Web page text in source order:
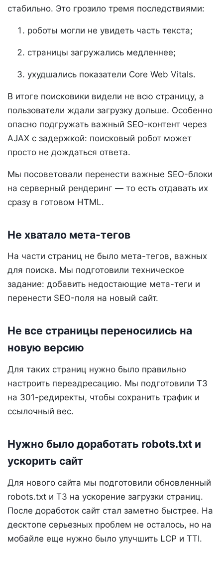
стабильно. Это грозило тремя последствиями:
роботы могли не увидеть часть текста;
страницы загружались медленнее;
ухудшались показатели Core Web Vitals.
В итоге поисковики видели не всю страницу, а
пользователи ждали загрузку дольше. Особенно
опасно подгружать важный SEO-контент через
AJAX с задержкой: поисковый робот может
просто не дождаться ответа.
Мы посоветовали перенести важные SEO-блоки
на серверный рендеринг — то есть отдавать их
сразу в готовом HTML.
Не хватало мета-тегов
На части страниц не было мета-тегов, важных
для поиска. Мы подготовили техническое
задание: добавить недостающие мета-теги и
перенести SEO-поля на новый сайт.
Не все страницы переносились на
новую версию
Для таких страниц нужно было правильно
настроить переадресацию. Мы подготовили ТЗ
на 301-редиректы, чтобы сохранить трафик и
ссылочный вес.
Нужно было доработать robots.txt и
ускорить сайт
Для нового сайта мы подготовили обновленный
robots.txt и ТЗ на ускорение загрузки страниц.
После доработок сайт стал заметно быстрее. На
десктопе серьезных проблем не осталось, но на
мобайле еще нужно было улучшить LCP и TTI.